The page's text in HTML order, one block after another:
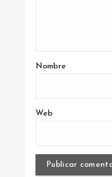
Nombre
Web